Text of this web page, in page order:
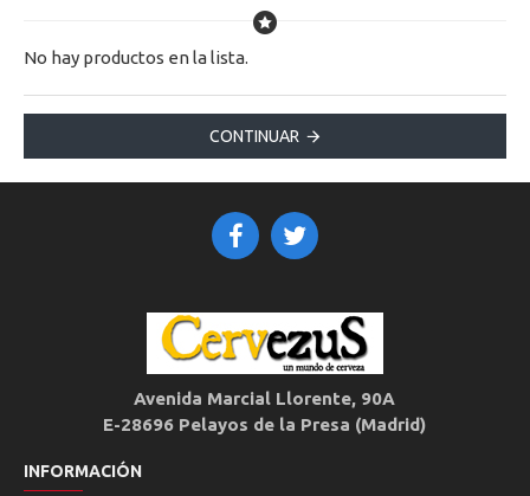
No hay productos en la lista.
CONTINUAR
Avenida Marcial Llorente, 90A
E-28696 Pelayos de la Presa (Madrid)
INFORMACIÓN